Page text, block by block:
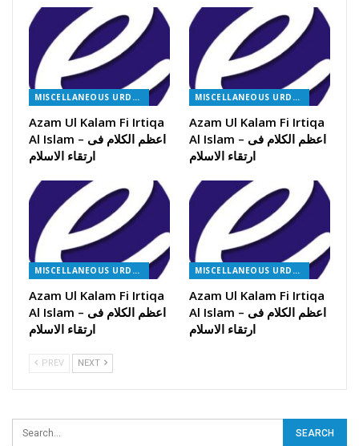
MISCELLANEOUS URDU BOOKS
Azam Ul Kalam Fi Irtiqa
Al Islam – اعظم الکلام فی
ارتقاء الاسلام
MISCELLANEOUS URDU BOOKS
Azam Ul Kalam Fi Irtiqa
Al Islam – اعظم الکلام فی
ارتقاء الاسلام
MISCELLANEOUS URDU BOOKS
Azam Ul Kalam Fi Irtiqa
Al Islam – اعظم الکلام فی
ارتقاء الاسلام
MISCELLANEOUS URDU BOOKS
Azam Ul Kalam Fi Irtiqa
Al Islam – اعظم الکلام فی
ارتقاء الاسلام
PREV NEXT